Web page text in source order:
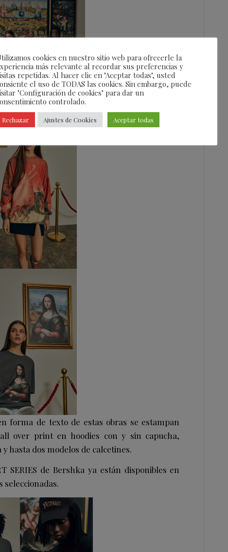
forma de texto de estas obras se estampan
over print en hoodies con y sin capucha,
hasta dos modelos de calcetines.
SERIES de Bershka ya están disponibles en
seleccionadas.
cookies en nuestro sitio web para ofrecerle la
más relevante al recordar sus preferencias y
repetidas. Al hacer clic en "Aceptar todas", usted
el uso de TODAS las cookies. Sin embargo, puede
"Configuración de cookies" para dar un
controlado.
Rechazar Ajustes de Cookies Aceptar todas